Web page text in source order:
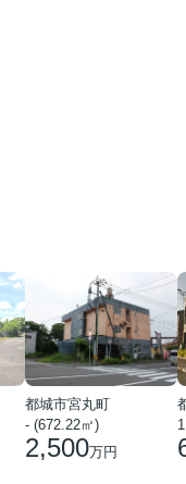
都城市宮丸町
- (672.22㎡)
2,500万円